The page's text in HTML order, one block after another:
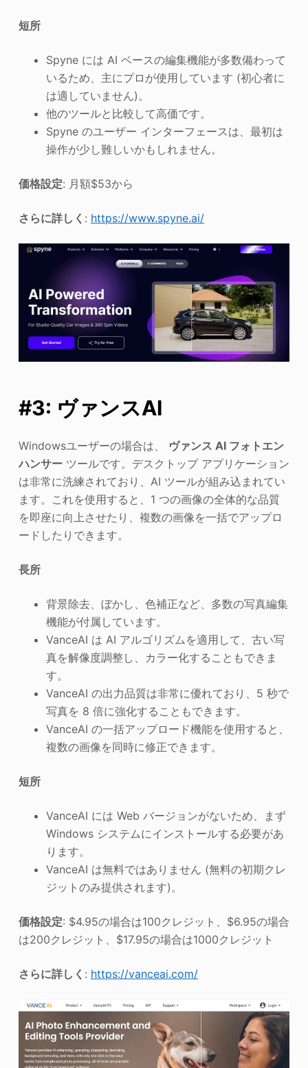
短所
Spyne には AI ベースの編集機能が多数備わって
いるため、主にプロが使用しています (初心者に
は適していません)。
他のツールと比較して高価です。
Spyne のユーザー インターフェースは、最初は
操作が少し難しいかもしれません。
価格設定: 月額$53から
さらに詳しく : https://www.spyne.ai/
#3: ヴァンスAI
Windowsユーザーの場合は、
ヴァンス AI フォトエン
ハンサーツールです。デスクトップ アプリケーション
は非常に洗練されており、AI ツールが組み込まれてい
ます。これを使用すると、1 つの画像の全体的な品質
を即座に向上させたり、複数の画像を一括でアップロ
ードしたりできます。
長所
背景除去、ぼかし、色補正など、多数の写真編集
機能が付属しています。
VanceAI は AI アルゴリズムを適用して、古い写
真を解像度調整し、カラー化することもできま
す。
VanceAI の出力品質は非常に優れており、5 秒で
写真を 8 倍に強化することもできます。
VanceAI の一括アップロード機能を使用すると、
複数の画像を同時に修正できます。
短所
VanceAI には Web バージョンがないため、まず
Windows システムにインストールする必要があ
ります。
VanceAI は無料ではありません (無料の初期クレ
ジットのみ提供されます)。
価格設定: $4.95の場合は100クレジット、$6.95の場合
は200クレジット、$17.95の場合は1000クレジット
さらに詳しく : https://vanceai.com/